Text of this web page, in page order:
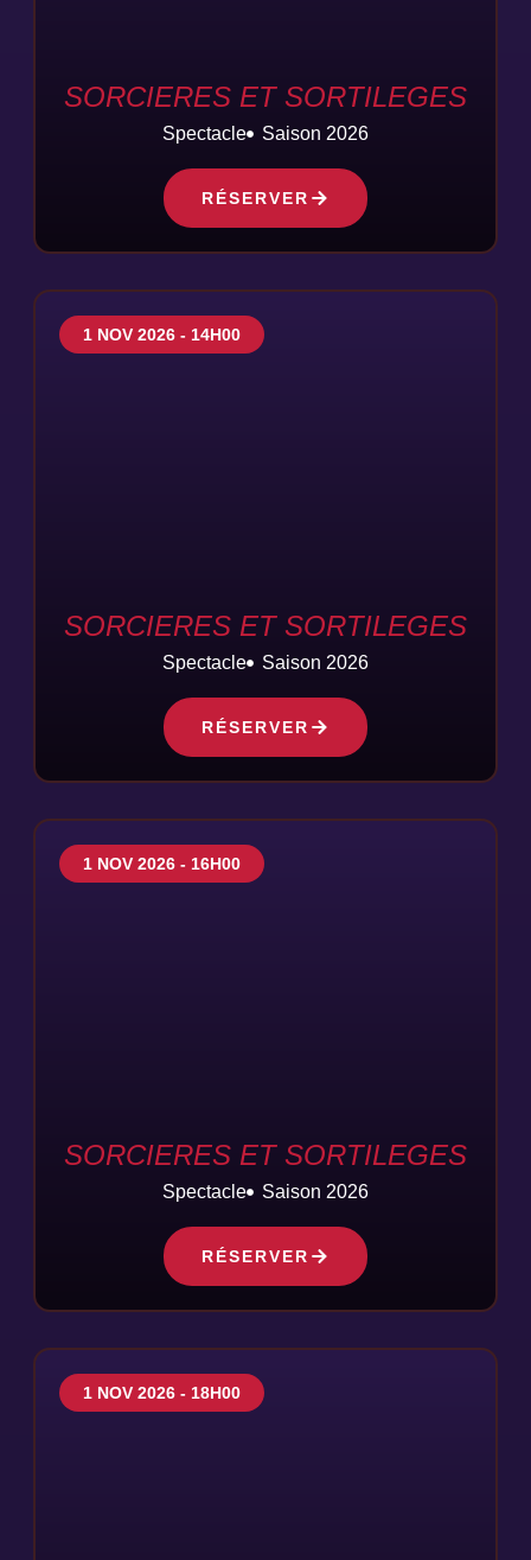
SORCIERES ET SORTILEGES
Spectacle Saison 2026
RÉSERVER
1 NOV 2026 - 14H00
SORCIERES ET SORTILEGES
Spectacle Saison 2026
RÉSERVER
1 NOV 2026 - 16H00
SORCIERES ET SORTILEGES
Spectacle Saison 2026
RÉSERVER
1 NOV 2026 - 18H00